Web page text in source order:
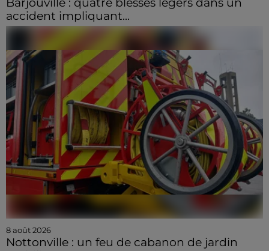
accident impliquant...
8 août 2026
Nottonville : un feu de cabanon de jardin